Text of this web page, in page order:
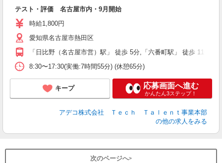
テスト・評価 名古屋市内・9月開始
時給1,800円
愛知県名古屋市熱田区
「日比野（名古屋市営）駅」 徒歩 5分,「六番町駅」 徒歩 11分
8:30〜17:30(実働:7時間55分) (休憩65分)
キープ 応募画面へ進む
かんたん3ステップ！
アデコ株式会社 Ｔｅｃｈ Ｔａｌｅｎｔ事業本部
の他の求人をみる
次のページへ